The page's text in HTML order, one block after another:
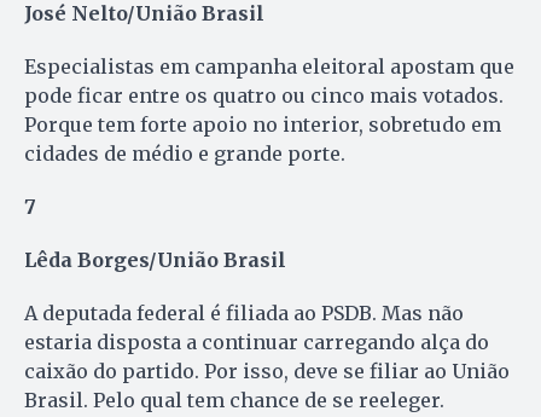
José Nelto/União Brasil
Especialistas em campanha eleitoral apostam que
pode ficar entre os quatro ou cinco mais votados.
Porque tem forte apoio no interior, sobretudo em
cidades de médio e grande porte.
7
Lêda Borges/União Brasil
A deputada federal é filiada ao PSDB. Mas não
estaria disposta a continuar carregando alça do
caixão do partido. Por isso, deve se filiar ao União
Brasil. Pelo qual tem chance de se reeleger.